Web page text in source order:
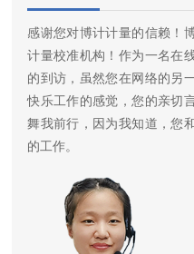
感谢您对博计计量的信赖！
计量校准机构！作为一名在
的到访，虽然您在网络的另
快乐工作的感觉，您的亲切
舞我前行，因为我知道，您
的工作。